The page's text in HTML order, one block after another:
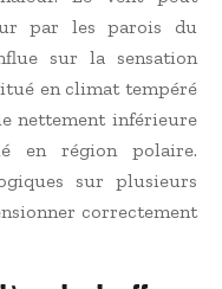
par les parois du
sur la sensation
en climat tempéré
nettement inférieure
en région polaire.
sur plusieurs
correctement